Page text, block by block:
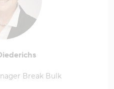
Break Bulk